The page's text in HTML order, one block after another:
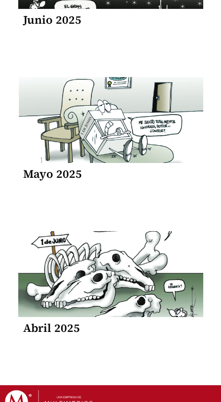
Junio 2025
Mayo 2025
Abril 2025